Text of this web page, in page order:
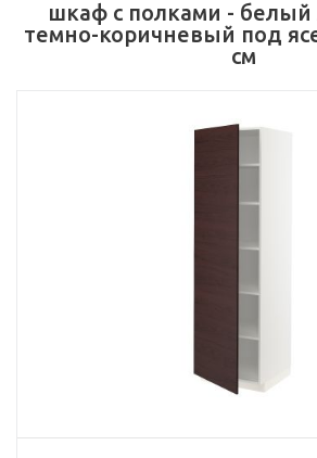
шкаф с полками - белый
темно-коричневый под
см